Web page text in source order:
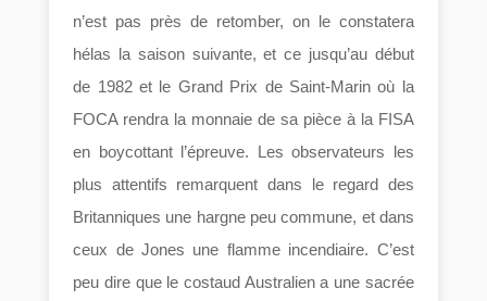
n’est pas près de retomber, on le constatera
hélas la saison suivante, et ce jusqu’au début
de 1982 et le Grand Prix de Saint-Marin où la
FOCA rendra la monnaie de sa pièce à la FISA
en boycottant l’épreuve. Les observateurs les
plus attentifs remarquent dans le regard des
Britanniques une hargne peu commune, et dans
ceux de Jones une flamme incendiaire. C’est
peu dire que le costaud Australien a une sacrée